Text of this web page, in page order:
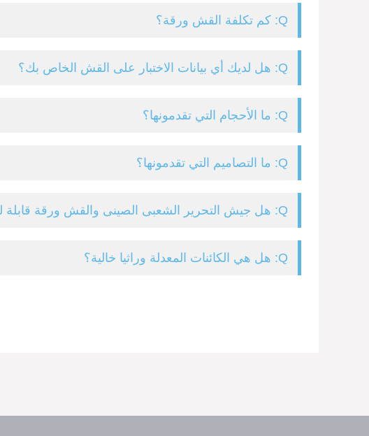
Q: كم تكلفة القش ورقة؟
Q: هل لديك أي بيانات الاختبار على القش الخاص بك؟
Q: ما الأحجام التي تقدمونها؟
Q: ما التصاميم التي تقدمونها؟
Q: هل جيش التحرير الشعبى الصينى والقش ورقة قابلة للتحلل؟
Q: هل هي الكائنات المعدلة وراثيا خالية؟